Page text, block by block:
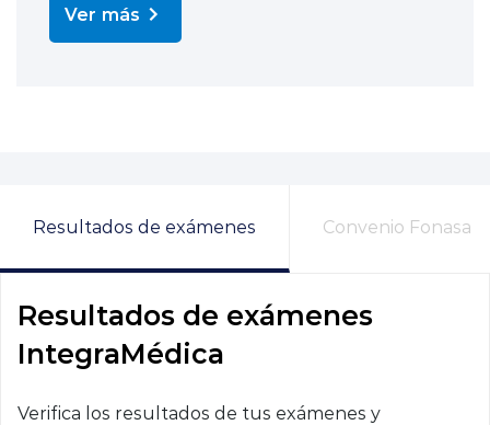
Ver más
Resultados de exámenes Convenio Fonasa
Resultados de exámenes
IntegraMédica
Verifica los resultados de tus exámenes y